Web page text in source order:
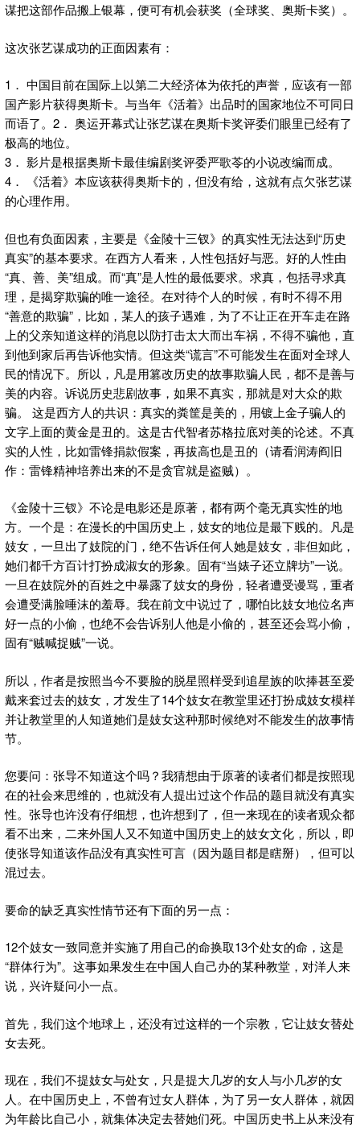
谋把这部作品搬上银幕，便可有机会获奖（全球奖、奥斯卡奖）。
这次张艺谋成功的正面因素有：
1． 中国目前在国际上以第二大经济体为依托的声誉，应该有一部
国产影片获得奥斯卡。与当年《活着》出品时的国家地位不可同日
而语了。2． 奥运开幕式让张艺谋在奥斯卡奖评委们眼里已经有了
极高的地位。
3． 影片是根据奥斯卡最佳编剧奖评委严歌苓的小说改编而成。
4． 《活着》本应该获得奥斯卡的，但没有给，这就有点欠张艺谋
的心理作用。
但也有负面因素，主要是《金陵十三钗》的真实性无法达到“历史
真实”的基本要求。在西方人看来，人性包括好与恶。好的人性由
“真、善、美”组成。而“真”是人性的最低要求。求真，包括寻求真
理，是揭穿欺骗的唯一途径。在对待个人的时候，有时不得不用
“善意的欺骗”，比如，某人的孩子遇难，为了不让正在开车走在路
上的父亲知道这样的消息以防打击太大而出车祸，不得不骗他，直
到他到家后再告诉他实情。但这类“谎言”不可能发生在面对全球人
民的情况下。所以，凡是用篡改历史的故事欺骗人民，都不是善与
美的内容。诉说历史悲剧故事，如果不真实，那就是对大众的欺
骗。 这是西方人的共识：真实的粪筐是美的，用镀上金子骗人的
文字上面的黄金是丑的。这是古代智者苏格拉底对美的论述。不真
实的人性，比如雷锋捐款假案，再拔高也是丑的（请看润涛阎旧
作：雷锋精神培养出来的不是贪官就是盗贼）。
《金陵十三钗》不论是电影还是原著，都有两个毫无真实性的地
方。一个是：在漫长的中国历史上，妓女的地位是最下贱的。凡是
妓女，一旦出了妓院的门，绝不告诉任何人她是妓女，非但如此，
她们都千方百计打扮成淑女的形象。固有“当婊子还立牌坊”一说。
一旦在妓院外的百姓之中暴露了妓女的身份，轻者遭受谩骂，重者
会遭受满脸唾沫的羞辱。我在前文中说过了，哪怕比妓女地位名声
好一点的小偷，也绝不会告诉别人他是小偷的，甚至还会骂小偷，
固有“贼喊捉贼”一说。
所以，作者是按照当今不要脸的脱星照样受到追星族的吹捧甚至爱
戴来套过去的妓女，才发生了14个妓女在教堂里还打扮成妓女模样
并让教堂里的人知道她们是妓女这种那时候绝对不能发生的故事情
节。
您要问：张导不知道这个吗？我猜想由于原著的读者们都是按照现
在的社会来思维的，也就没有人提出过这个作品的题目就没有真实
性。张导也许没有仔细想，也许想到了，但一来现在的读者观众都
看不出来，二来外国人又不知道中国历史上的妓女文化，所以，即
使张导知道该作品没有真实性可言（因为题目都是瞎掰），但可以
混过去。
要命的缺乏真实性情节还有下面的另一点：
12个妓女一致同意并实施了用自己的命换取13个处女的命，这是
“群体行为”。这事如果发生在中国人自己办的某种教堂，对洋人来
说，兴许疑问小一点。
首先，我们这个地球上，还没有过这样的一个宗教，它让妓女替处
女去死。
现在，我们不提妓女与处女，只是提大几岁的女人与小几岁的女
人。在中国历史上，不曾有过女人群体，为了另一女人群体，就因
为年龄比自己小，就集体决定去替她们死。中国历史书上从来没有